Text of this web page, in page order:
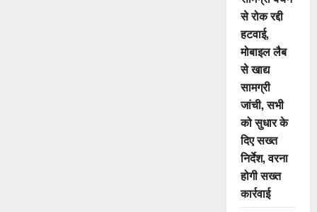
से रोक रद्दी
हटवाई,
मोबाइल लैब
से खाद्य
सामग्री
जांची, सभी
को सुधार के
दिए सख्त
निर्देश, वरना
होगी सख्त
कार्रवाई